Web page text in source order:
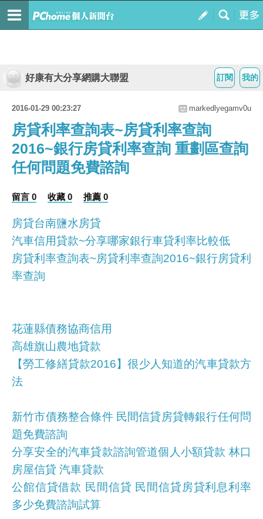
我的
訂閱
好康有大分享網購大聯盟
2016-01-29 00:23:27 markedlyegamv0u
房貸利率查詢表~房貸利率查詢
2016~銀行房貸利率查詢 重劃區查詢
任何問題免費諮詢
留言 0 收藏 0 推薦 0
房貸台南鹽水房貸
汽車信用貸款~分享哪家銀行車貸利率比較低
房貸利率查詢表~房貸利率查詢2016~銀行房貸利
率查詢
花蓮縣債務協商信用
高雄旗山農地貸款
【勞工修繕貸款2016】很少人知道的汽車貸款方
法
新竹市債務整合條件 民間信貸房貸轉銀行任何問
題免費諮詢
分享安全的汽車貸款諮詢管道個人小額貸款 林口
房屋信貸 汽車貸款
公館信貸借款 民間信貸 民間信貸房貸利息利率
多少免費諮詢試算